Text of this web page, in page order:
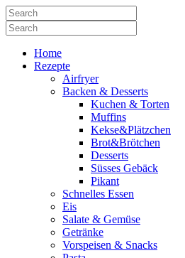
Home
Rezepte
Airfryer
Backen & Desserts
Kuchen & Torten
Muffins
Kekse&Plätzchen
Brot&Brötchen
Desserts
Süsses Gebäck
Pikant
Schnelles Essen
Eis
Salate & Gemüse
Getränke
Vorspeisen & Snacks